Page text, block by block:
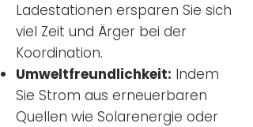
Ladestationen ersparen Sie sich
viel Zeit und Ärger bei der
Koordination.
Umweltfreundlichkeit: Indem
Sie Strom aus erneuerbaren
Quellen wie Solarenergie oder